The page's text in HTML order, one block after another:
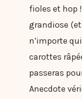
fioles et hop
grandiose
n’importe
carottes
passeras
Anecdote